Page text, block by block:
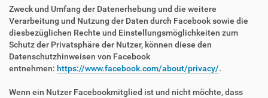
Zweck und Umfang der Datenerhebung und die weitere
Verarbeitung und Nutzung der Daten durch Facebook sowie die
diesbezüglichen Rechte und Einstellungsmöglichkeiten zum
Schutz der Privatsphäre der Nutzer, können diese den
Datenschutzhinweisen von Facebook
entnehmen: https://www.facebook.com/about/privacy/.
Wenn ein Nutzer Facebookmitglied ist und nicht möchte, dass